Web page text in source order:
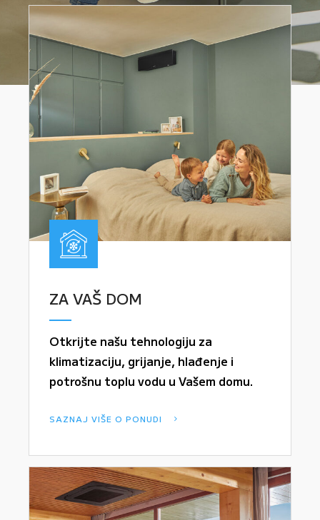
ZA VAŠ DOM
Otkrijte našu tehnologiju za
klimatizaciju, grijanje, hlađenje i
potrošnu toplu vodu u Vašem domu.
SAZNAJ VIŠE O PONUDI